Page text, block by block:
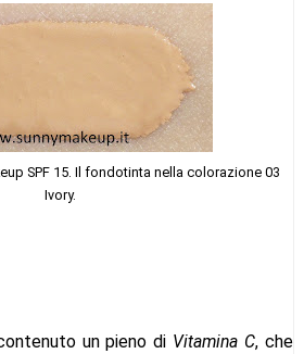
SPF 15. Il fondotinta nella colorazione 03
Ivory.
un pieno di Vitamina C, che